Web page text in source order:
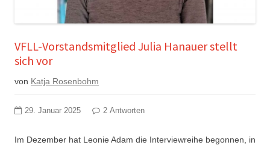
VFLL-Vorstandsmitglied Julia Hanauer stellt
sich vor
von Katja Rosenbohm
29. Januar 2025 2 Antworten
Im Dezember hat Leonie Adam die Interviewreihe begonnen, in